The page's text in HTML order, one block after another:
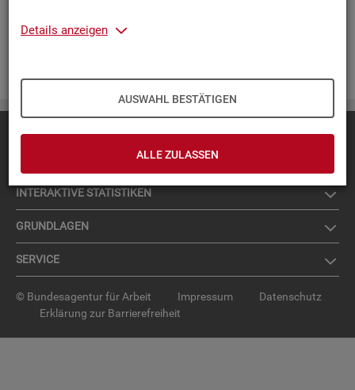
Details anzeigen
AUSWAHL BESTÄTIGEN
ALLE ZULASSEN
Die­ser Ser­vice ist selbst­ver­ständ­lich kos­ten­los.
IN­TER­AK­TI­VE STA­TIS­TI­KEN
GRUND­LA­GEN
SER­VICE
© Bundesagentur für Arbeit Impressum
Datenschutz
Erklärung zur Barrierefreiheit